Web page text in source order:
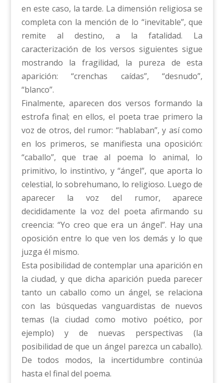
en este caso, la tarde. La dimensión religiosa se
completa con la mención de lo “inevitable”, que
remite al destino, a la fatalidad. La
caracterización de los versos siguientes sigue
mostrando la fragilidad, la pureza de esta
aparición: “crenchas caídas”, “desnudo”,
“blanco”.
Finalmente, aparecen dos versos formando la
estrofa final; en ellos, el poeta trae primero la
voz de otros, del rumor: “hablaban”, y así como
en los primeros, se manifiesta una oposición:
“caballo”, que trae al poema lo animal, lo
primitivo, lo instintivo, y “ángel”, que aporta lo
celestial, lo sobrehumano, lo religioso. Luego de
aparecer la voz del rumor, aparece
decididamente la voz del poeta afirmando su
creencia: “Yo creo que era un ángel”. Hay una
oposición entre lo que ven los demás y lo que
juzga él mismo.
Esta posibilidad de contemplar una aparición en
la ciudad, y que dicha aparición pueda parecer
tanto un caballo como un ángel, se relaciona
con las búsquedas vanguardistas de nuevos
temas (la ciudad como motivo poético, por
ejemplo) y de nuevas perspectivas (la
posibilidad de que un ángel parezca un caballo).
De todos modos, la incertidumbre continúa
hasta el final del poema.